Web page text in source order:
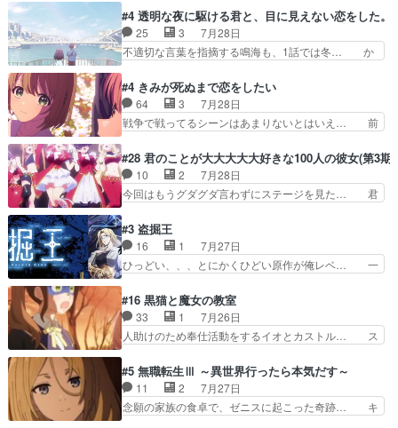
センスの土台になったエピ… コミカルなのにも慣
れてきました。１話でし… ロボットの反乱は今と
なっては良くある話し…
スターを呼ぶ笛？黒幕は狩猟祭とは関係… 平凡な
少女に見える眼鏡w眼鏡属性は持ち合… 神アニ
メ、ケテーイ！「騎士狩猟祭、前夜の… フィーネ
がアルノルトに活躍してもらいたが… 第４話を
とフィーネの２度目のデート出… マジできな臭い
ぞ帝位争い。姉からの刺客を… ふぃーねと町の様
子を見に行ったら町中で窃…
#4 透明な夜に駆ける君と、目に見えない恋をした。
25 3
7月28日
不適切な言葉を指摘する鳴海も、1話では冬… か
接していいのかわからず戸惑うかけるも… 盲目だ
と相手の表情も分からないからどう思… 今期のバ
ックナンバーみたいなOPアニメ。… 初デートで
冬月を笑わせようとする姿も冬月… 特に大きな事
を笑わせようとする姿も冬月… 3話までは主人公
がどうでもいいことでずっ… 花火購入に浅草へ…
行き当たりばったり訪問…
#4 きみが死ぬまで恋をしたい
64 3
7月28日
戦争で戦ってるシーンはあまりないとはいえ… 前
の存在で揺らぐ14クラス約束された死… ミミの
秘密をあっさり受け入れたのは拍子抜… 蘇生魔法
って下衆い国なら進退窮まったら手… 蘇生魔法ヤ
バイけどミミいなかったら詰んで… アニメオタク
うございました！アリとセイ… ごめん、そういう
話がしたい作品じゃないの… 第４話感想：その口
止め効果あるかな？ミミ…
#28 君のことが大大大大大好きな100人の彼女(第3期)
10 2
7月28日
今回はもうグダグダ言わずにステージを見た… 君
カノ版ラブライブ！？こういうのは人… 俺、みん
なのレッスン動画をDVDが焼きき… アナウンス
役で出演いたしましたみんなのア… 恋太郎ファミ
リーがガチでアイドルに挑戦！… ギャグギャグし
カノGirlfrien… 『アイドル伝説恋太郎ファミリ
ー』にて「ア… 安木路佐ウル子役で出演いたしま
したクォリ…
#3 盗掘王
16 1
7月27日
ひっどい、、、とにかくひどい原作が俺レベ… 一
美咲さんと言えば幼女！アイマスの市原… 遼河は
目的の為には人命も軽視するタイプの… 4つのス
キルが揃う。広い墓を捜索中、遼河… 村正はそん
なおどろおどろしいエピソードあ… 気持ちよくし
レベのアニメ制作を日本に奪… 予言で正体がバレ
る、もう騙し討ちは出来な… 村正の墓、アニメで
見ると一杯で怖いな。ア…
#16 黒猫と魔女の教室
33 1
7月26日
人助けのため奉仕活動をするイオとカストル… ス
とカストルの共通点は、魔法の制御が出… 椋鳥の
大群て…住民から迷惑がられてない？… キングコ
ングor進撃の巨人牡羊座のアルデ… スピカ・イ
オ・カストルという組み合わせ。… 有り余るパワ
#5 無職転生Ⅲ ～異世界行ったら本気だす～
11 2
7月27日
念願の家族の食卓で、ゼニスに起こった奇跡… キ